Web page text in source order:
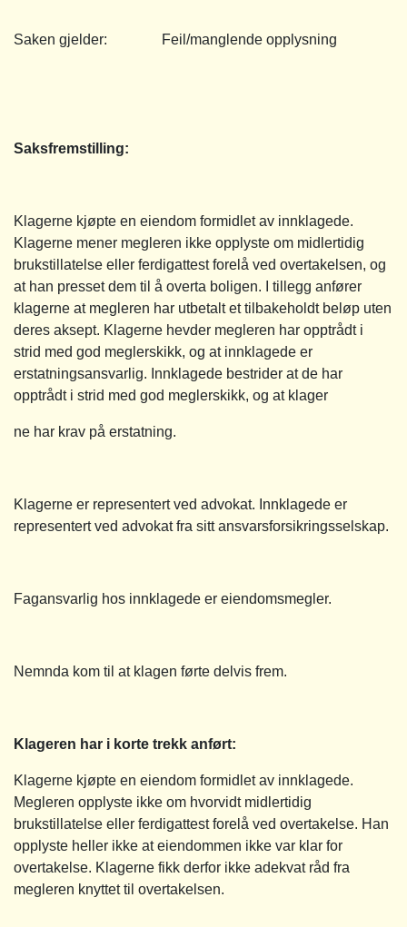
Saken gjelder: Feil/manglende opplysning
Saksfremstilling:
Klagerne kjøpte en eiendom formidlet av innklagede.
Klagerne mener megleren ikke opplyste om midlertidig
brukstillatelse eller ferdigattest forelå ved overtakelsen, og
at han presset dem til å overta boligen. I tillegg anfører
klagerne at megleren har utbetalt et tilbakeholdt beløp uten
deres aksept. Klagerne hevder megleren har opptrådt i
strid med god meglerskikk, og at innklagede er
erstatningsansvarlig. Innklagede bestrider at de har
opptrådt i strid med god meglerskikk, og at klager
ne har krav på erstatning.
Klagerne er representert ved advokat. Innklagede er
representert ved advokat fra sitt ansvarsforsikringsselskap.
Fagansvarlig hos innklagede er eiendomsmegler.
Nemnda kom til at klagen førte delvis frem.
Klageren har i korte trekk anført:
Klagerne kjøpte en eiendom formidlet av innklagede.
Megleren opplyste ikke om hvorvidt midlertidig
brukstillatelse eller ferdigattest forelå ved overtakelse. Han
opplyste heller ikke at eiendommen ikke var klar for
overtakelse. Klagerne fikk derfor ikke adekvat råd fra
megleren knyttet til overtakelsen.